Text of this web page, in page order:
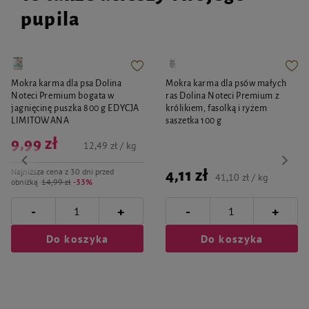
pupila
Mokra karma dla psa Dolina
Noteci Premium bogata w
jagnięcinę puszka 800 g EDYCJA
LIMITOWANA
Najniższa cena z 30 dni przed
obniżką 14,99 zł -33%
9,99 zł 12,49 zł / kg
- +
Do koszyka
Mokra karma dla psów małych
ras Dolina Noteci Premium z
królikiem, fasolką i ryżem
saszetka 100 g
4,11 zł 41,10 zł / kg
- +
Do koszyka